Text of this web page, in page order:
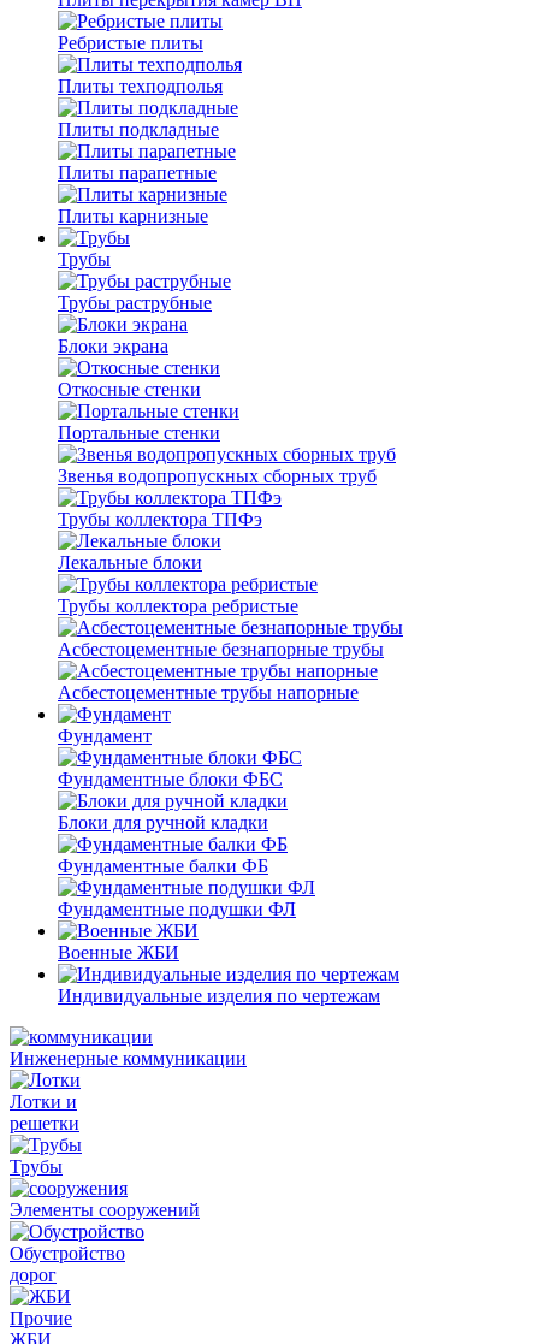
Ребристые плиты
Плиты техподполья
Плиты подкладные
Плиты парапетные
Плиты карнизные
Трубы
Трубы раструбные
Блоки экрана
Откосные стенки
Портальные стенки
Звенья водопропускных сборных труб
Трубы коллектора ТПФэ
Лекальные блоки
Трубы коллектора ребристые
Асбестоцементные безнапорные трубы
Асбестоцементные трубы напорные
Фундамент
Фундаментные блоки ФБС
Блоки для ручной кладки
Фундаментные балки ФБ
Фундаментные подушки ФЛ
Военные ЖБИ
Индивидуальные изделия по чертежам
Инженерные коммуникации
Лотки и
решетки
Трубы
Элементы сооружений
Обустройство
дорог
Прочие